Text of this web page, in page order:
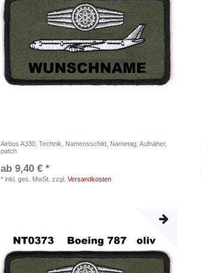
Airbus A330, Technik, Namensschild, Nametag, Aufnäher,
patch
ab 9,40 € *
*inkl. ges. MwSt. zzgl.Versandkosten